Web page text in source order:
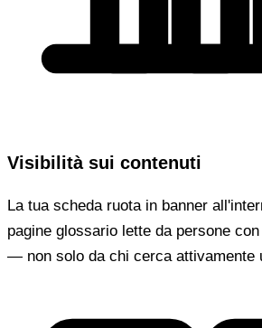
Visibilità sui contenuti
La tua scheda ruota in banner
pagine glossario lette da persone
— non solo da chi cerca attivamente